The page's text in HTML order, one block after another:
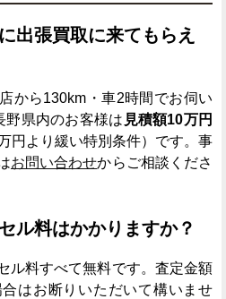
出張買取に来てもらえ
から130km・車2時間でお伺い
野県内のお客様は 見積額10万円
円より緩い特別条件）です。事
お問い合わせからご相談くださ
ル料はかかりますか？
ル料すべて無料です。査定金額
はお断りいただいて構いませ